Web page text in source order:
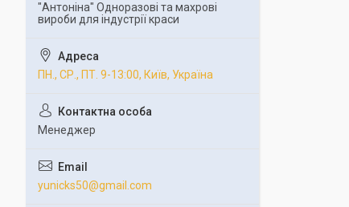
"Антоніна" Одноразові та махрові
вироби для індустрії краси
ПН., СР., ПТ. 9-13:00, Київ, Україна
Менеджер
yunicks50@gmail.com